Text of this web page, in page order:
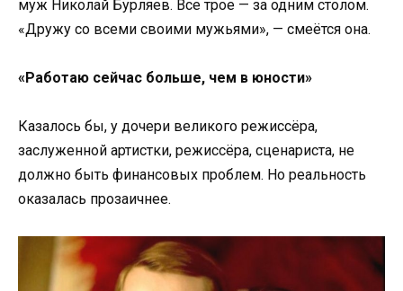
муж Николай Бурляев. Все трое — за одним столом.
«Дружу со всеми своими мужьями», — смеётся она.
«Работаю сейчас больше, чем в юности»
Казалось бы, у дочери великого режиссёра,
заслуженной артистки, режиссёра, сценариста, не
должно быть финансовых проблем. Но реальность
оказалась прозаичнее.